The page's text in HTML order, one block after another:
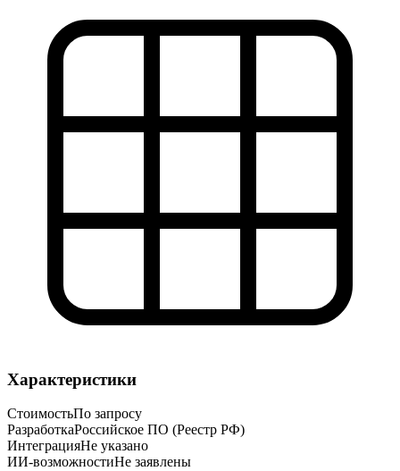
Характеристики
СтоимостьПо запросу
РазработкаРоссийское ПО (Реестр РФ)
ИнтеграцияНе указано
ИИ-возможностиНе заявлены